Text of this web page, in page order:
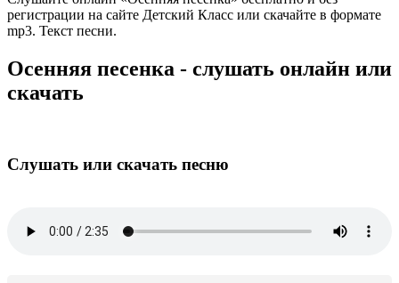
регистрации на сайте Детский Класс или скачайте в формате
mp3. Текст песни.
Осенняя песенка - слушать онлайн или
скачать
Слушать или скачать песню